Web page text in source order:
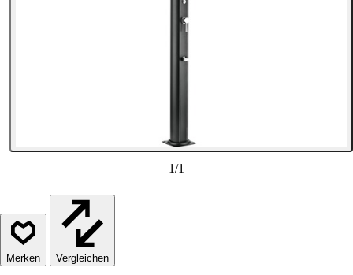
1/1
Vergleichen